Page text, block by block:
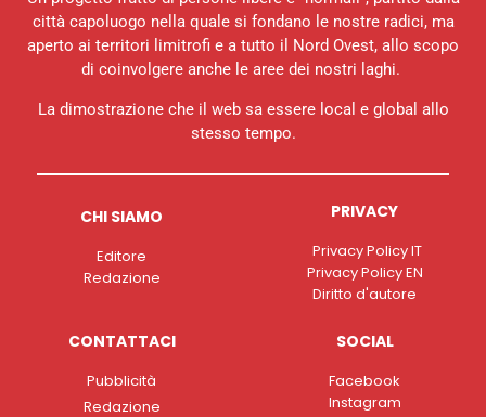
città capoluogo nella quale si fondano le nostre radici, ma
aperto ai territori limitrofi e a tutto il Nord Ovest, allo scopo
di coinvolgere anche le aree dei nostri laghi.
La dimostrazione che il web sa essere local e global allo
stesso tempo.
CHI SIAMO
Editore
Redazione
PRIVACY
Privacy Policy IT
Privacy Policy EN
Diritto d'autore
CONTATTACI
Pubblicità
Redazione
SOCIAL
Facebook
Instagram